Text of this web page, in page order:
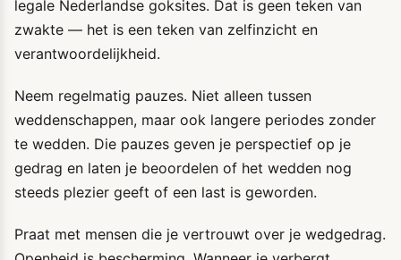
legale Nederlandse goksites. Dat is geen teken van
zwakte — het is een teken van zelfinzicht en
verantwoordelijkheid.
Neem regelmatig pauzes. Niet alleen tussen
weddenschappen, maar ook langere periodes zonder
te wedden. Die pauzes geven je perspectief op je
gedrag en laten je beoordelen of het wedden nog
steeds plezier geeft of een last is geworden.
Praat met mensen die je vertrouwt over je wedgedrag.